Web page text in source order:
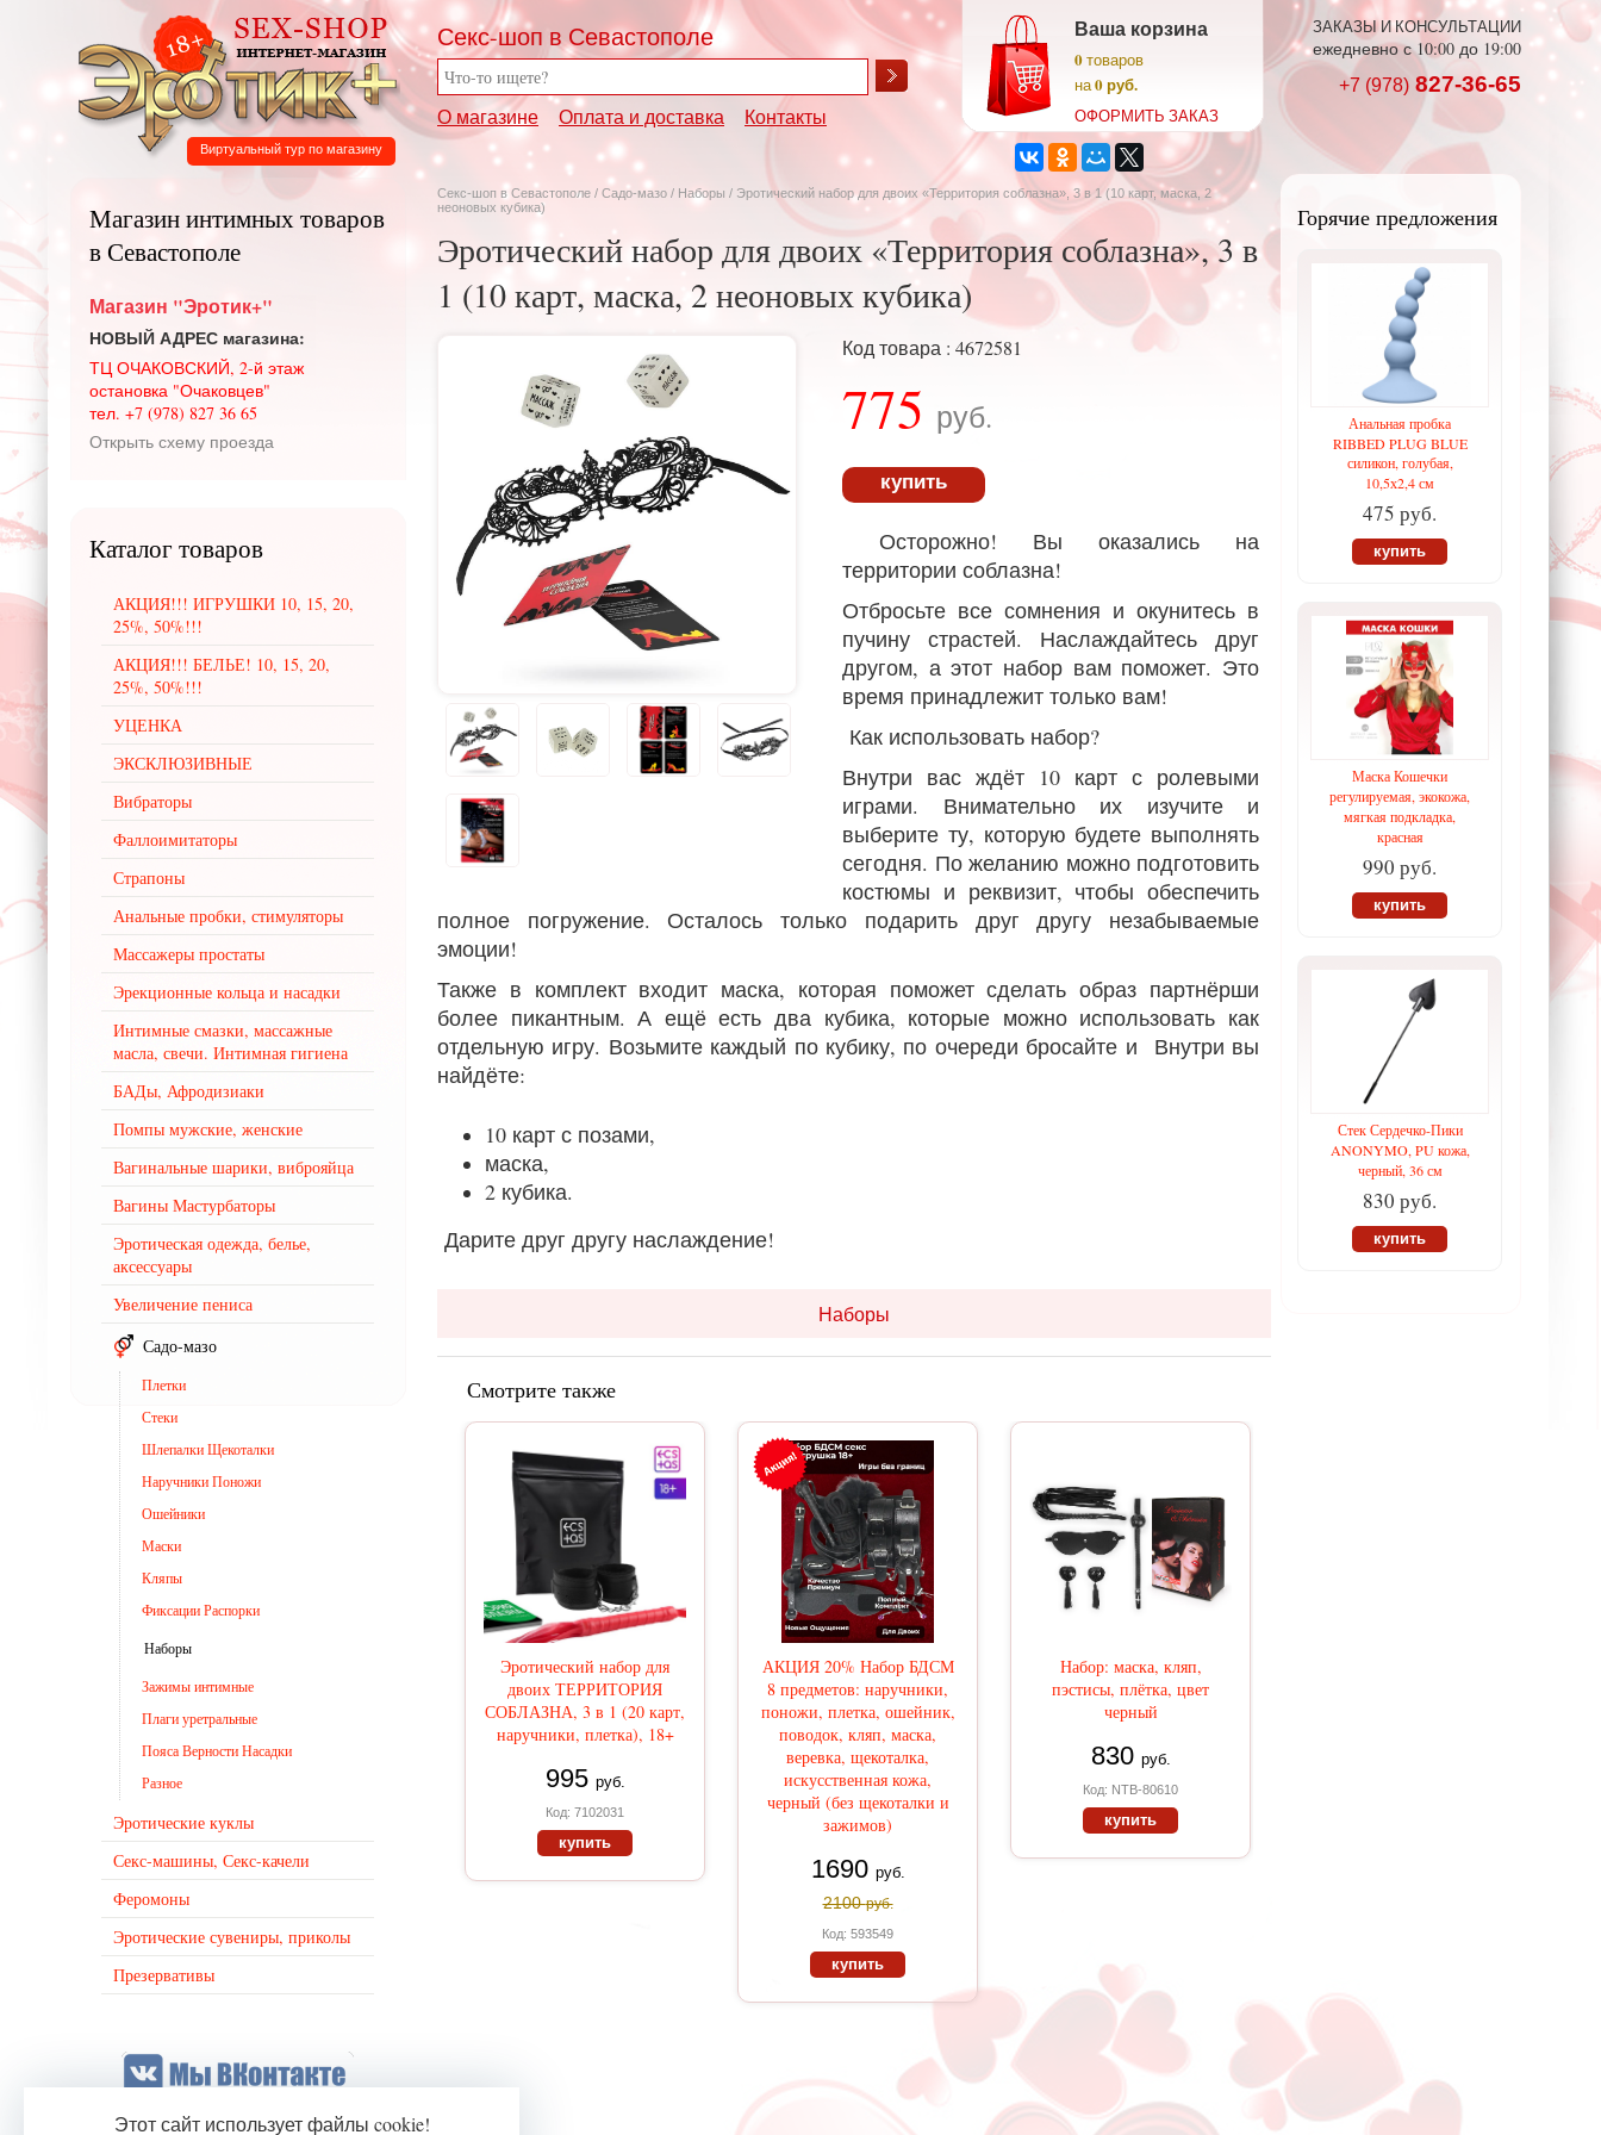
Секс-шоп в Севастополе
О магазине Оплата и доставка Контакты
Ваша корзина
0товаров
на0 руб.
ОФОРМИТЬ ЗАКАЗ
ЗАКАЗЫ И КОНСУЛЬТАЦИИ
ежедневно с 10:00 до 19:00
+7 (978) 827-36-65
Виртуальный тур по магазину
Секс-шоп в Севастополе / Садо-мазо / Наборы / Эротический набор для двоих «Территория соблазна», 3 в 1 (10 карт, маска, 2
неоновых кубика)
Эротический набор для двоих «Территория соблазна», 3 в
1 (10 карт, маска, 2 неоновых кубика)
Код товара : 4672581
775 руб.
купить
Осторожно! Вы оказались на
территории соблазна!
Отбросьте все сомнения и окунитесь в
пучину страстей. Наслаждайтесь друг
другом, а этот набор вам поможет. Это
время принадлежит только вам!
Как использовать набор?
Внутри вас ждёт 10 карт с ролевыми
играми. Внимательно их изучите и
выберите ту, которую будете выполнять
сегодня. По желанию можно подготовить
костюмы и реквизит, чтобы обеспечить
полное погружение. Осталось только подарить друг другу незабываемые
эмоции!
Также в комплект входит маска, которая поможет сделать образ партнёрши
более пикантным. А ещё есть два кубика, которые можно использовать как
отдельную игру. Возьмите каждый по кубику, по очереди бросайте и Внутри вы
найдёте:
10 карт с позами,
маска,
2 кубика.
Дарите друг другу наслаждение!
Наборы
Смотрите также
Эротический набор для
двоих ТЕРРИТОРИЯ
СОБЛАЗНА, 3 в 1 (20 карт,
наручники, плетка), 18+
995 руб.
Код: 7102031
купить
АКЦИЯ 20% Набор БДСМ
8 предметов: наручники,
поножи, плетка, ошейник,
поводок, кляп, маска,
веревка, щекоталка,
искусственная кожа,
черный (без щекоталки и
зажимов)
1690 руб.
2100руб.
Код: 593549
купить
Набор: маска, кляп,
пэстисы, плётка, цвет
черный
830 руб.
Код: NTB-80610
купить
Горячие предложения
Анальная пробка
RIBBED PLUG BLUE
силикон, голубая,
10,5х2,4 см
475 руб.
купить
Маска Кошечки
регулируемая, экокожа,
мягкая подкладка,
красная
990 руб.
купить
Стек Сердечко-Пики
ANONYMO, PU кожа,
черный, 36 см
830 руб.
купить
Магазин интимных товаров
в Севастополе
Магазин "Эротик+"
НОВЫЙ АДРЕС магазина:
ТЦ ОЧАКОВСКИЙ, 2-й этаж
остановка "Очаковцев"
тел. +7 (978) 827 36 65
Открыть схему проезда
Каталог товаров
АКЦИЯ!!! ИГРУШКИ 10, 15, 20,
25%, 50%!!!
АКЦИЯ!!! БЕЛЬЕ! 10, 15, 20,
25%, 50%!!!
УЦЕНКА
ЭКСКЛЮЗИВНЫЕ
Вибраторы
Фаллоимитаторы
Страпоны
Анальные пробки, стимуляторы
Массажеры простаты
Эрекционные кольца и насадки
Интимные смазки, массажные
масла, свечи. Интимная гигиена
БАДы, Афродизиаки
Помпы мужские, женские
Вагинальные шарики, виброяйца
Вагины Мастурбаторы
Эротическая одежда, белье,
аксессуары
Увеличение пениса
Садо-мазо
Плетки
Стеки
Шлепалки Щекоталки
Наручники Поножи
Ошейники
Маски
Кляпы
Фиксации Распорки
Наборы
Зажимы интимные
Плаги уретральные
Пояса Верности Насадки
Разное
Эротические куклы
Секс-машины, Секс-качели
Феромоны
Эротические сувениры, приколы
Презервативы
Этот сайт использует файлы cookie!